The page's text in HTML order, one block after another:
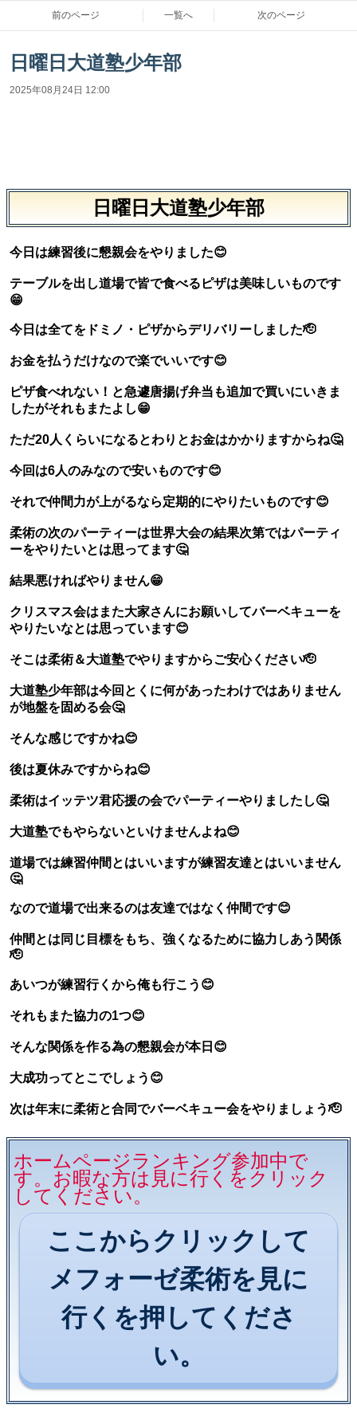
前のページ 一覧へ 次のページ
日曜日大道塾少年部
2025年08月24日 12:00
日曜日大道塾少年部
今日は練習後に懇親会をやりました😊
テーブルを出し道場で皆で食べるピザは美味しいものです
😁
今日は全てをドミノ・ピザからデリバリーしました🫡
お金を払うだけなので楽でいいです😊
ピザ食べれない！と急遽唐揚げ弁当も追加で買いにいきま
したがそれもまたよし😁
ただ20人くらいになるとわりとお金はかかりますからね🤔
今回は6人のみなので安いものです😊
それで仲間力が上がるなら定期的にやりたいものです😊
柔術の次のパーティーは世界大会の結果次第ではパーティ
ーをやりたいとは思ってます🤔
結果悪ければやりません😁
クリスマス会はまた大家さんにお願いしてバーベキューを
やりたいなとは思っています😊
そこは柔術＆大道塾でやりますからご安心ください🫡
大道塾少年部は今回とくに何があったわけではありません
が地盤を固める会🤔
そんな感じですかね😊
後は夏休みですからね😊
柔術はイッテツ君応援の会でパーティーやりましたし🤔
大道塾でもやらないといけませんよね😊
道場では練習仲間とはいいますが練習友達とはいいません
🤔
なので道場で出来るのは友達ではなく仲間です😊
仲間とは同じ目標をもち、強くなるために協力しあう関係
🫡
あいつが練習行くから俺も行こう😊
それもまた協力の1つ😊
そんな関係を作る為の懇親会が本日😊
大成功ってとこでしょう😊
次は年末に柔術と合同でバーベキュー会をやりましょう🫡
ホームページランキング参加中で
す。お暇な方は見に行くをクリック
してください。
ここからクリックして
メフォーゼ柔術を見に
行くを押してくださ
い。